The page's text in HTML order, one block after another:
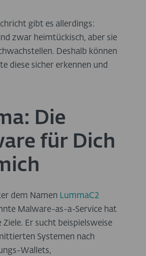
gibt es allerdings:
zwar heimtückisch, aber sie
Deshalb können
diese sicher erkennen und
Die
für Dich
dem Namen LummaC2
Malware-as-a-Service hat
Ziele. Er sucht beispielsweise
Systemen nach
Wallets,